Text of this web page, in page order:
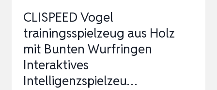
CLISPEED Vogel
trainingsspielzeug aus Holz
mit Bunten Wurfringen
Interaktives
Intelligenzspielzeu…